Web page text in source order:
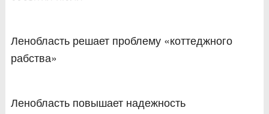
Ленобласть решает проблему «коттеджного
рабства»
Ленобласть повышает надежность